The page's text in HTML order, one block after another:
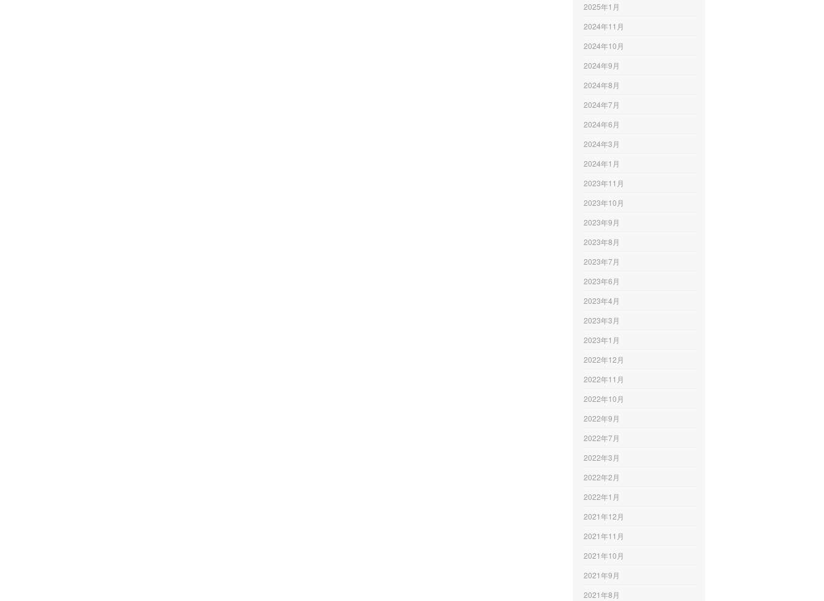
2025年1月
2024年11月
2024年10月
2024年9月
2024年8月
2024年7月
2024年6月
2024年3月
2024年1月
2023年11月
2023年10月
2023年9月
2023年8月
2023年7月
2023年6月
2023年4月
2023年3月
2023年1月
2022年12月
2022年11月
2022年10月
2022年9月
2022年7月
2022年3月
2022年2月
2022年1月
2021年12月
2021年11月
2021年10月
2021年9月
2021年8月